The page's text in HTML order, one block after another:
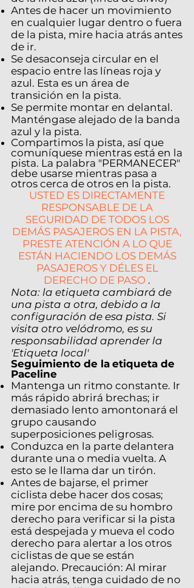
Antes de hacer un movimiento
en cualquier lugar dentro o fuera
de la pista, mire hacia atrás antes
de ir.
Se desaconseja circular en el
espacio entre las líneas roja y
azul. Esta es un área de
transición en la pista.
Se permite montar en delantal.
Manténgase alejado de la banda
azul y la pista.
Compartimos la pista, así que
comuníquese mientras está en la
pista. La palabra "PERMANECER"
debe usarse mientras pasa a
otros cerca de otros en la pista.
USTED ES DIRECTAMENTE
RESPONSABLE DE LA
SEGURIDAD DE TODOS LOS
DEMÁS PASAJEROS EN LA PISTA,
PRESTE ATENCIÓN A LO QUE
ESTÁN HACIENDO LOS DEMÁS
PASAJEROS Y DÉLES EL
DERECHO DE PASO .
Nota: la etiqueta cambiará de
una pista a otra, debido a la
configuración de esa pista. Si
visita otro velódromo, es su
responsabilidad aprender la
'Etiqueta local'
Seguimiento de la etiqueta de
Paceline
Mantenga un ritmo constante. Ir
más rápido abrirá brechas; ir
demasiado lento amontonará el
grupo causando
superposiciones peligrosas.
Conduzca en la parte delantera
durante una o media vuelta. A
esto se le llama dar un tirón.
Antes de bajarse, el primer
ciclista debe hacer dos cosas;
mire por encima de su hombro
derecho para verificar si la pista
está despejada y mueva el codo
derecho para alertar a los otros
ciclistas de que se están
alejando. Precaución: Al mirar
hacia atrás, tenga cuidado de no